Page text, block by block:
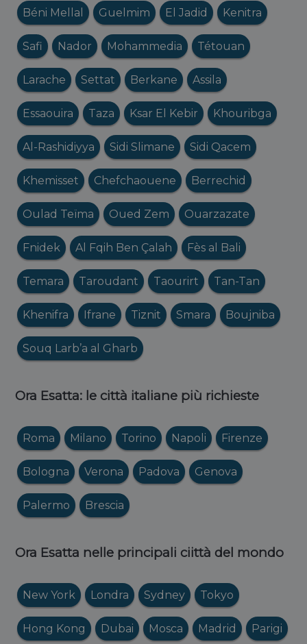
Béni Mellal Guelmim El Jadid Kenitra
Safi Nador Mohammedia Tétouan
Larache Settat Berkane Assila
Essaouira Taza Ksar El Kebir Khouribga
Al-Rashidiyya Sidi Slimane Sidi Qacem
Khemisset Chefchaouene Berrechid
Oulad Teïma Oued Zem Ouarzazate
Fnidek Al Fqih Ben Çalah Fès al Bali
Temara Taroudant Taourirt Tan-Tan
Khenifra Ifrane Tiznit Smara Boujniba
Souq Larb’a al Gharb
Ora Esatta: le città italiane più richieste
Roma Milano Torino Napoli Firenze
Bologna Verona Padova Genova
Palermo Brescia
Ora Esatta nelle principali ciittà del mondo
New York Londra Sydney Tokyo
Hong Kong Dubai Mosca Madrid Parigi